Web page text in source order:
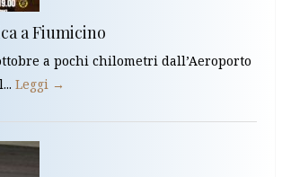
a Fiumicino
a pochi chilometri dall’Aeroporto
Leggi →